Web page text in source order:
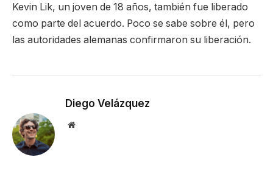
Kevin Lik, un joven de 18 años, también fue liberado
como parte del acuerdo. Poco se sabe sobre él, pero
las autoridades alemanas confirmaron su liberación.
Diego Velázquez
Website